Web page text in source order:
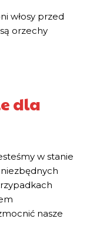
włosy przed
orzechy
dla
w stanie
nasze